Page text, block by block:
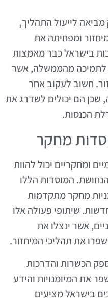
לייעול התהליך,
ומפחיתה את
בישראל כבר מאמצות
לתמיכה מהממשלה, אשר
חשוב לעקוב אחר
שכן הם יכולים לשדרג את
הכנסות.
מחקר
ומחקריים יכול להוות
המוסדות הללו
מחקר מתקדמות
שיתופי פעולה אלו
אשר ינצלו את
את תהליכי המיחזור.
הכשרות והדרכות
את המיומנויות והידע
בישראל מציעים